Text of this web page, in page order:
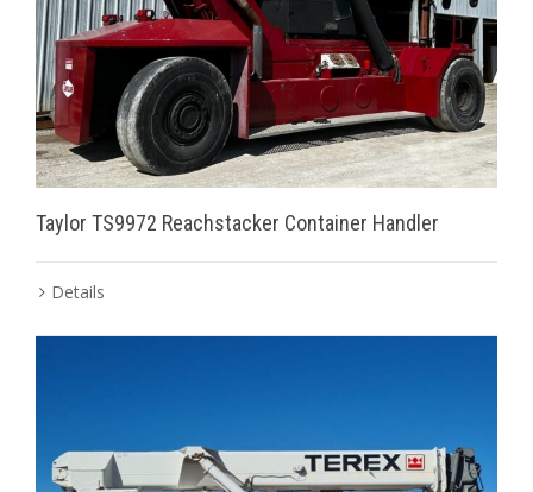
Taylor TS9972 Reachstacker Container Handler
Details